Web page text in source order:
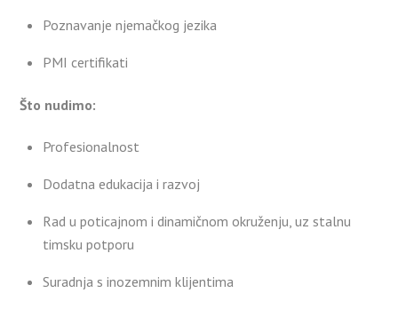
Poznavanje njemačkog jezika
PMI certifikati
Što nudimo:
Profesionalnost
Dodatna edukacija i razvoj
Rad u poticajnom i dinamičnom okruženju, uz stalnu
timsku potporu
Suradnja s inozemnim klijentima